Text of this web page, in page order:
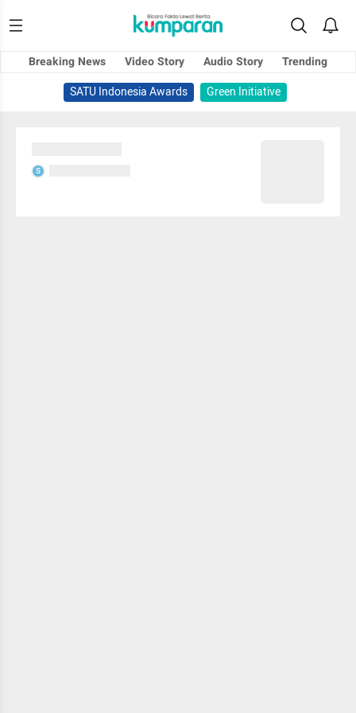
Breaking News Video Story Audio Story
Trending
SATU Indonesia Awards
Green Initiative
S